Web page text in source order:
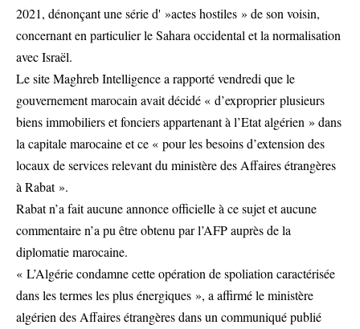
2021, dénonçant une série d' »actes hostiles » de son voisin,
concernant en particulier le Sahara occidental et la normalisation
avec Israël.
Le site Maghreb Intelligence a rapporté vendredi que le
gouvernement marocain avait décidé « d’exproprier plusieurs
biens immobiliers et fonciers appartenant à l’Etat algérien » dans
la capitale marocaine et ce « pour les besoins d’extension des
locaux de services relevant du ministère des Affaires étrangères
à Rabat ».
Rabat n’a fait aucune annonce officielle à ce sujet et aucune
commentaire n’a pu être obtenu par l’AFP auprès de la
diplomatie marocaine.
« L’Algérie condamne cette opération de spoliation caractérisée
dans les termes les plus énergiques », a affirmé le ministère
algérien des Affaires étrangères dans un communiqué publié